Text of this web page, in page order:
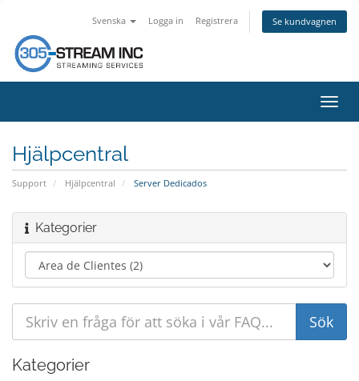
Svenska Logga in Registrera Se kundvagnen
Växla
Hjälpcentral
Support Hjälpcentral Server Dedicados
Kategorier
Kategorier